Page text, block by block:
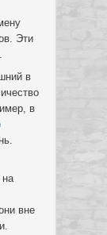
Эти
в
в
на
вне